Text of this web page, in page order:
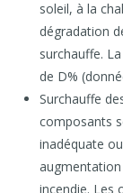
soleil, à la
dégradation
surchauffe.
de D%
Surchauffe
composants
inadéquate
incendie. Les